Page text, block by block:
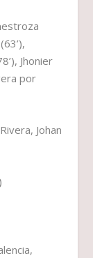
Jhonier
por
Johan